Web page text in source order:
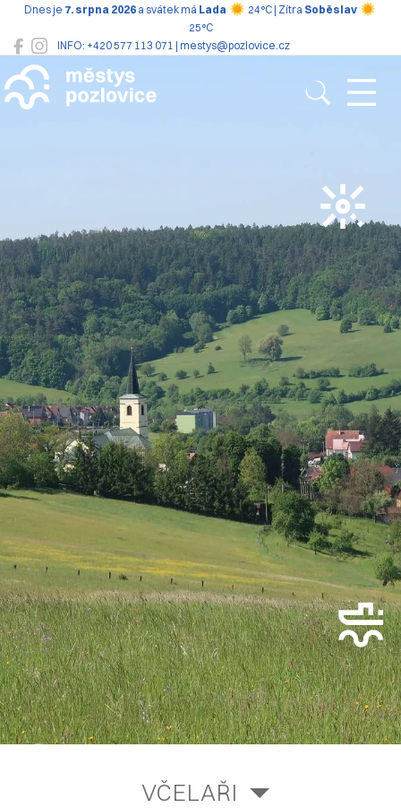
INFO: +420 577 113 071 | mestys@pozlovice.cz
Dnes je 7. srpna 2026 a svátek má Lada 24°C | Zítra Soběslav
25°C
Pozlovice
VČELAŘI